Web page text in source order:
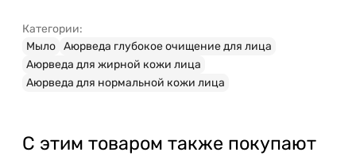
Категории:
Мыло Аюрведа глубокое очищение для лица
Аюрведа для жирной кожи лица
Аюрведа для нормальной кожи лица
С этим товаром также покупают